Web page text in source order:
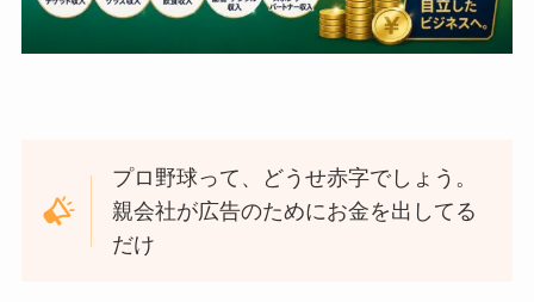
プロ野球って、どうせ赤字でしょう。
親会社が広告のためにお金を出してる
だけ